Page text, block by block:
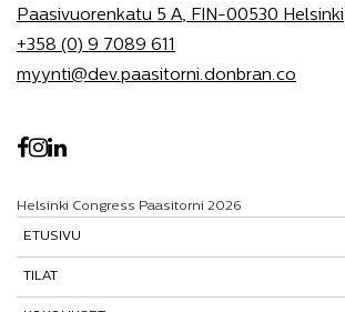
Paasivuorenkatu 5 A, FIN-00530 Helsinki
+358 (0) 9 7089 611
myynti@dev.paasitorni.donbran.co
Helsinki Congress Paasitorni 2026
ETUSIVU
TILAT